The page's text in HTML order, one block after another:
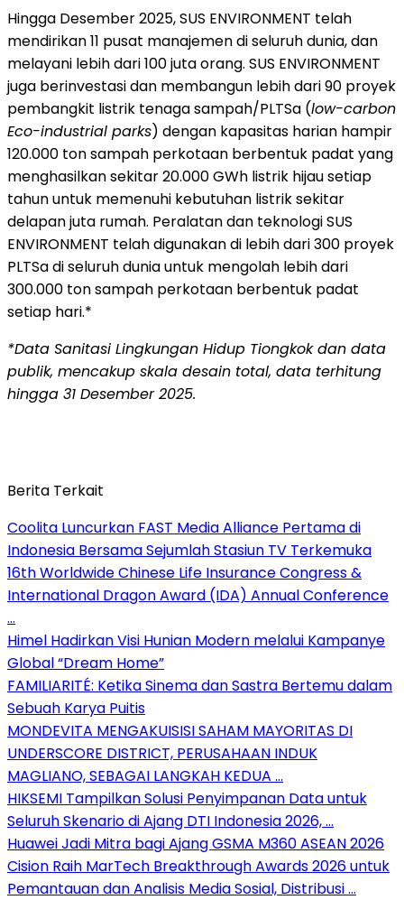
Hingga Desember 2025, SUS ENVIRONMENT telah
mendirikan 11 pusat manajemen di seluruh dunia, dan
melayani lebih dari 100 juta orang. SUS ENVIRONMENT
juga berinvestasi dan membangun lebih dari 90 proyek
pembangkit listrik tenaga sampah/PLTSa (low-carbon
Eco-industrial parks) dengan kapasitas harian hampir
120.000 ton sampah perkotaan berbentuk padat yang
menghasilkan sekitar 20.000 GWh listrik hijau setiap
tahun untuk memenuhi kebutuhan listrik sekitar
delapan juta rumah. Peralatan dan teknologi SUS
ENVIRONMENT telah digunakan di lebih dari 300 proyek
PLTSa di seluruh dunia untuk mengolah lebih dari
300.000 ton sampah perkotaan berbentuk padat
setiap hari.*
*Data Sanitasi Lingkungan Hidup Tiongkok dan data
publik, mencakup skala desain total, data terhitung
hingga 31 Desember 2025.
Berita Terkait
Coolita Luncurkan FAST Media Alliance Pertama di
Indonesia Bersama Sejumlah Stasiun TV Terkemuka
16th Worldwide Chinese Life Insurance Congress &
International Dragon Award (IDA) Annual Conference
…
Himel Hadirkan Visi Hunian Modern melalui Kampanye
Global “Dream Home”
FAMILIARITÉ: Ketika Sinema dan Sastra Bertemu dalam
Sebuah Karya Puitis
MONDEVITA MENGAKUISISI SAHAM MAYORITAS DI
UNDERSCORE DISTRICT, PERUSAHAAN INDUK
MAGLIANO, SEBAGAI LANGKAH KEDUA …
HIKSEMI Tampilkan Solusi Penyimpanan Data untuk
Seluruh Skenario di Ajang DTI Indonesia 2026, …
Huawei Jadi Mitra bagi Ajang GSMA M360 ASEAN 2026
Cision Raih MarTech Breakthrough Awards 2026 untuk
Pemantauan dan Analisis Media Sosial, Distribusi …